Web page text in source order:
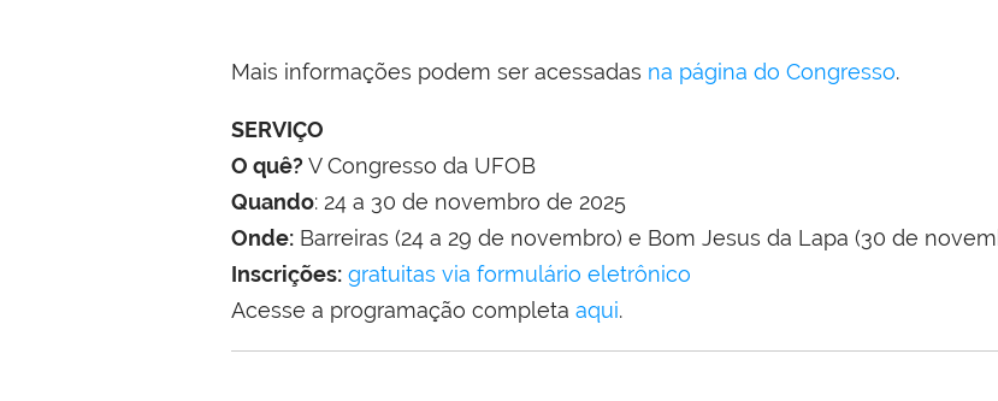
Mais informações podem ser acessadas na página do Congresso.
SERVIÇO
O quê? V Congresso da UFOB
Quando: 24 a 30 de novembro de 2025
Onde: Barreiras (24 a 29 de novembro) e Bom Jesus da Lapa (30 de
Inscrições: gratuitas via formulário eletrônico
Acesse a programação completa aqui.